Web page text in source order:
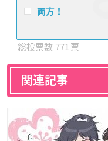
両方！
771
関連記事